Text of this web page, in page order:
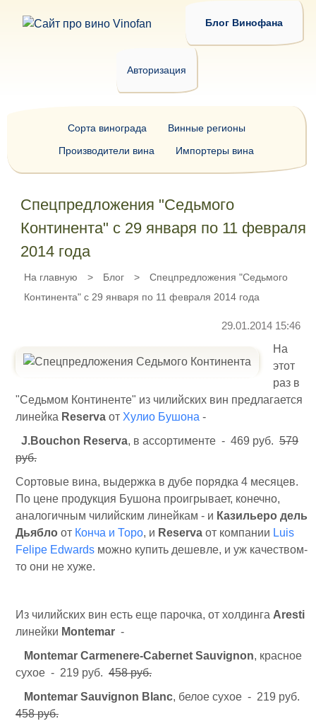
Блог Винофана
Авторизация
Спецпредложения "Седьмого
Континента" с 29 января по 11 февраля
2014 года
На главную > Блог >
Спецпредложения "Седьмого
Континента" с 29 января по 11 февраля 2014 года
29.01.2014 15:46
На
этот
раз в
"Седьмом Континенте" из чилийских вин предлагается
линейка Reserva от Хулио Бушона -
J.Bouchon Reserva, в ассортименте - 469 руб. 579
руб.
Сортовые вина, выдержка в дубе порядка 4 месяцев.
По цене продукция Бушона проигрывает, конечно,
аналогичным чилийским линейкам - и Казильеро дель
Дьябло от Конча и Торо, и Reserva от компании Luis
Felipe Edwards можно купить дешевле, и уж качеством-
то они не хуже.
Из чилийских вин есть еще парочка, от холдинга Aresti
линейки Montemar -
Montemar Carmenere-Cabernet Sauvignon, красное
сухое - 219 руб. 458 руб.
Montemar Sauvignon Blanc, белое сухое - 219 руб.
458 руб.
Сорта винограда
Винные регионы
Производители вина
Импортеры вина